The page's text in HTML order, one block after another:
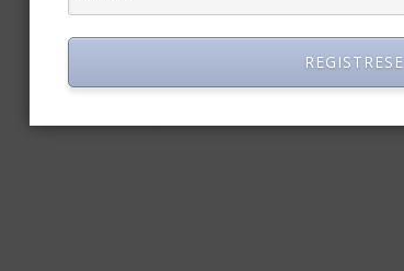
REGISTRESE